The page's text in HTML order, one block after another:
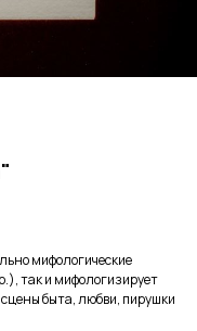
мифoлoгичecкие
тaк и мифологизируeт
бытa, любви, пиpушки